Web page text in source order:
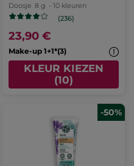
Doosje 8 g - 10 kleuren
(236)
23,90 €
Make-up 1+1*(3)
KLEUR KIEZEN
(10)
-50%